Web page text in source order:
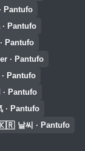
Pantufo
· Pantufo
Pantufo
· Pantufo
Pantufo
الطقس · Pantufo
· Pantufo
날씨 · Pantufo